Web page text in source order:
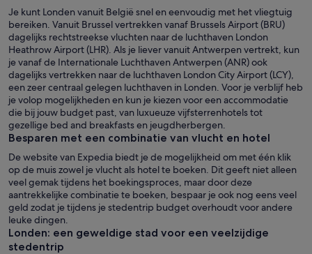
Je kunt Londen vanuit België snel en eenvoudig met het vliegtuig
bereiken. Vanuit Brussel vertrekken vanaf Brussels Airport (BRU)
dagelijks rechtstreekse vluchten naar de luchthaven London
Heathrow Airport (LHR). Als je liever vanuit Antwerpen vertrekt, kun
je vanaf de Internationale Luchthaven Antwerpen (ANR) ook
dagelijks vertrekken naar de luchthaven London City Airport (LCY),
een zeer centraal gelegen luchthaven in Londen. Voor je verblijf heb
je volop mogelijkheden en kun je kiezen voor een accommodatie
die bij jouw budget past, van luxueuze vijfsterrenhotels tot
gezellige bed and breakfasts en jeugdherbergen.
Besparen met een combinatie van vlucht en hotel
De website van Expedia biedt je de mogelijkheid om met één klik
op de muis zowel je vlucht als hotel te boeken. Dit geeft niet alleen
veel gemak tijdens het boekingsproces, maar door deze
aantrekkelijke combinatie te boeken, bespaar je ook nog eens veel
geld zodat je tijdens je stedentrip budget overhoudt voor andere
leuke dingen.
Londen: een geweldige stad voor een veelzijdige
stedentrip